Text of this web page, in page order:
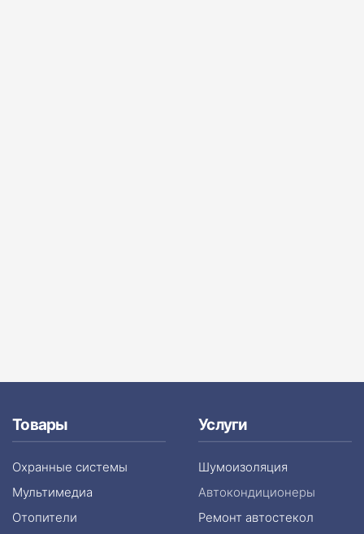
Товары
Охранные системы
Мультимедиа
Отопители
Услуги
Шумоизоляция
Автокондиционеры
Ремонт автостекол